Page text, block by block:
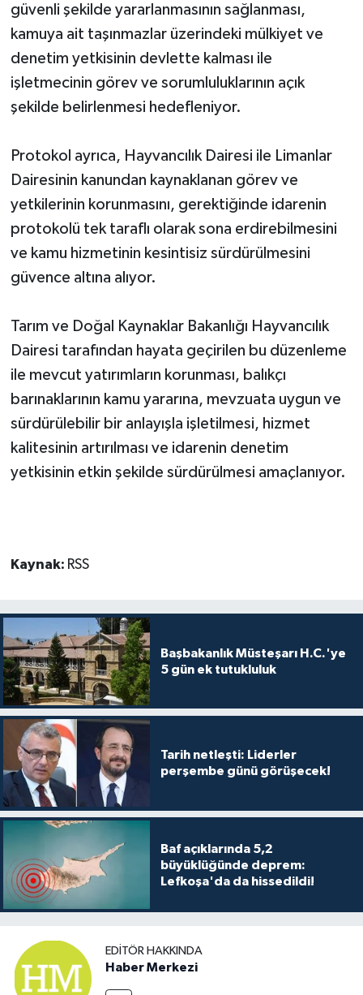
güvenli şekilde yararlanmasının sağlanması,
kamuya ait taşınmazlar üzerindeki mülkiyet ve
denetim yetkisinin devlette kalması ile
işletmecinin görev ve sorumluluklarının açık
şekilde belirlenmesi hedefleniyor.
Protokol ayrıca, Hayvancılık Dairesi ile Limanlar
Dairesinin kanundan kaynaklanan görev ve
yetkilerinin korunmasını, gerektiğinde idarenin
protokolü tek taraflı olarak sona erdirebilmesini
ve kamu hizmetinin kesintisiz sürdürülmesini
güvence altına alıyor.
Tarım ve Doğal Kaynaklar Bakanlığı Hayvancılık
Dairesi tarafından hayata geçirilen bu düzenleme
ile mevcut yatırımların korunması, balıkçı
barınaklarının kamu yararına, mevzuata uygun ve
sürdürülebilir bir anlayışla işletilmesi, hizmet
kalitesinin artırılması ve idarenin denetim
yetkisinin etkin şekilde sürdürülmesi amaçlanıyor.
Kaynak: RSS
Başbakanlık Müsteşarı H.C.'ye
5 gün ek tutukluluk
Tarih netleşti: Liderler
perşembe günü görüşecek!
Baf açıklarında 5,2
büyüklüğünde deprem:
Lefkoşa'da da hissedildi!
EDITÖR HAKKINDA
Haber Merkezi